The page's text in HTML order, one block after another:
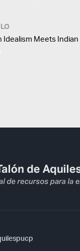
Idealism Meets Indian